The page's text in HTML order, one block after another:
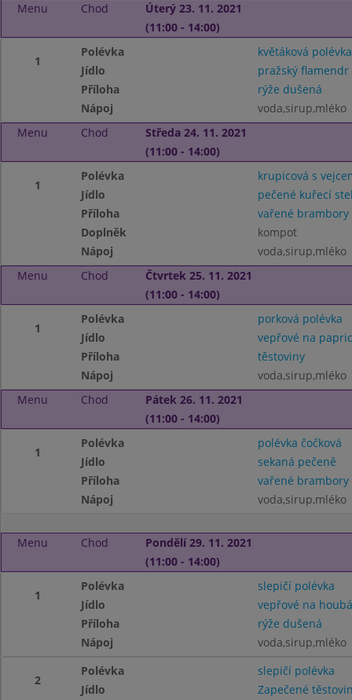
Menu
Chod
Úterý 23. 11. 2021
(11:00 - 14:00)
1
Polévka
květáková polévka
Jídlo
pražský flamendr
Příloha
rýže dušená
Nápoj
voda,sirup,mléko
Menu
Chod
Středa 24. 11. 2021
(11:00 - 14:00)
1
Polévka
krupicová s
Jídlo
pečené kuřecí
Příloha
vařené brambory
Doplněk
kompot
Nápoj
voda,sirup,mléko
Menu
Chod
Čtvrtek 25. 11. 2021
(11:00 - 14:00)
1
Polévka
porková polévka
Jídlo
vepřové na
Příloha
těstoviny
Nápoj
voda,sirup,mléko
Menu
Chod
Pátek 26. 11. 2021
(11:00 - 14:00)
1
Polévka
polévka čočková
Jídlo
sekaná pečeně
Příloha
vařené brambory
Nápoj
voda,sirup,mléko
Menu Chod
Pondělí 29. 11. 2021
(11:00 - 14:00)
1
Polévka
slepičí polévka
Jídlo
vepřové na
Příloha
rýže dušená
Nápoj
voda,sirup,mléko
2
Polévka
slepičí polévka
Jídlo
Zapečené